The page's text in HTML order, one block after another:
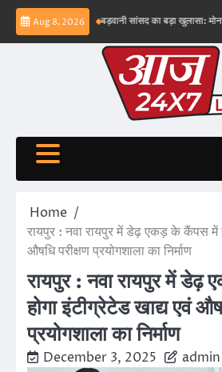
Skip
content
Aug 8, 2026
नहीं – ईरान बड़वानी सांसद का बड़ा खुलासा: मोनालिसा
Home
रायपुर : नवा रायपुर में डेढ़ एकड़ के कैंपस में
औषधि परीक्षण प्रयोगशाला का निर्माण
रायपुर : नवा रायपुर में
होगा इंटीग्रेटेड खाद्य एवं
प्रयोगशाला का निर्माण
December 3, 2025 admin